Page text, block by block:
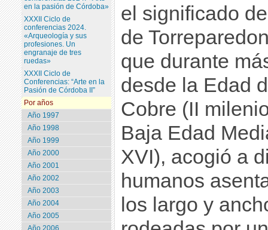
el significado
de
que durante
desde la Edad
Cobre (II
Baja Edad
XVI), acogió a
humanos
los largo y
en la pasión de Córdoba»
XXXII Ciclo de
conferencias 2024.
«Arqueología y sus
profesiones. Un
engranaje de tres
ruedas»
XXXII Ciclo de
Conferencias: “Arte en la
Pasión de Córdoba II”
Por años
Año 1997
Año 1998
Año 1999
Año 2000
Año 2001
Año 2002
Año 2003
Año 2004
Año 2005
Año 2006